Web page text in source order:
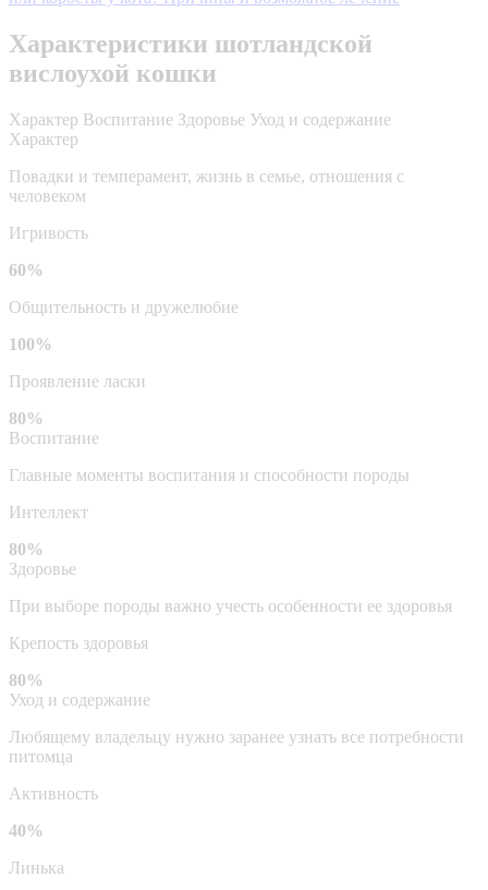
Характеристики шотландской
вислоухой кошки
Характер Воспитание Здоровье Уход и содержание
Характер
Повадки и темперамент, жизнь в семье, отношения с
человеком
Игривость
60%
Общительность и дружелюбие
100%
Проявление ласки
80%
Воспитание
Главные моменты воспитания и способности породы
Интеллект
80%
Здоровье
При выборе породы важно учесть особенности ее здоровья
Крепость здоровья
80%
Уход и содержание
Любящему владельцу нужно заранее узнать все потребности
питомца
Активность
40%
Линька